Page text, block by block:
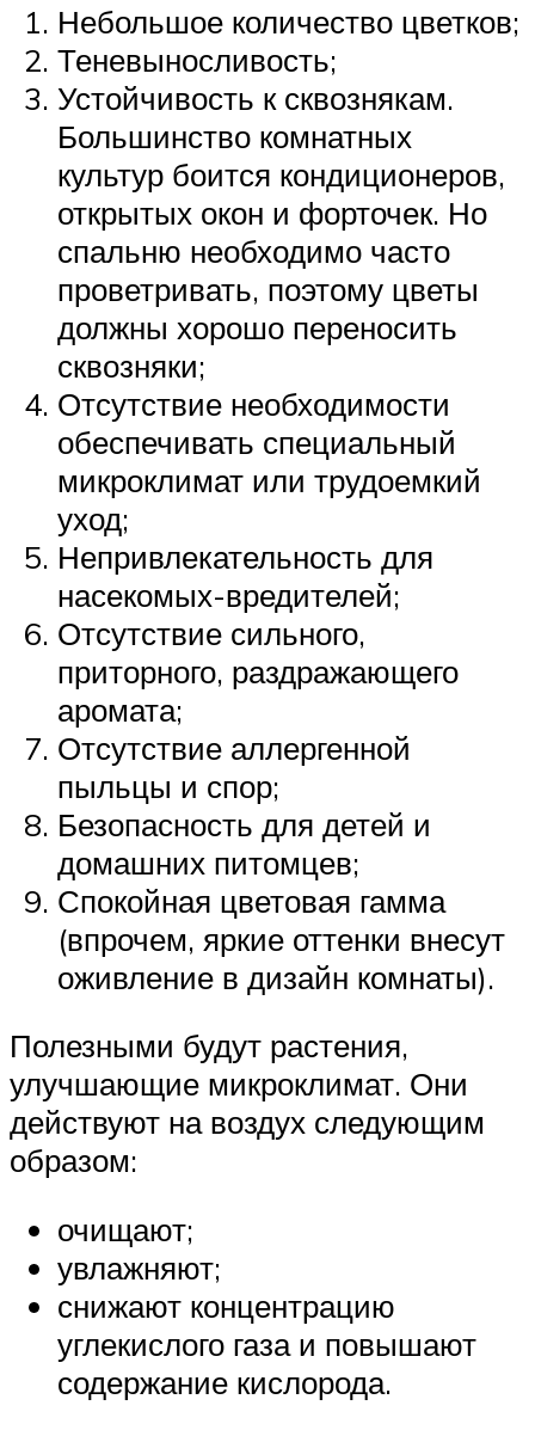
Небольшое количество цветков;
Теневыносливость;
Устойчивость к сквознякам.
Большинство комнатных
культур боится кондиционеров,
открытых окон и форточек. Но
спальню необходимо часто
проветривать, поэтому цветы
должны хорошо переносить
сквозняки;
Отсутствие необходимости
обеспечивать специальный
микроклимат или трудоемкий
уход;
Непривлекательность для
насекомых-вредителей;
Отсутствие сильного,
приторного, раздражающего
аромата;
Отсутствие аллергенной
пыльцы и спор;
Безопасность для детей и
домашних питомцев;
Спокойная цветовая гамма
(впрочем, яркие оттенки внесут
оживление в дизайн комнаты).
Полезными будут растения,
улучшающие микроклимат. Они
действуют на воздух следующим
образом:
очищают;
увлажняют;
снижают концентрацию
углекислого газа и повышают
содержание кислорода.